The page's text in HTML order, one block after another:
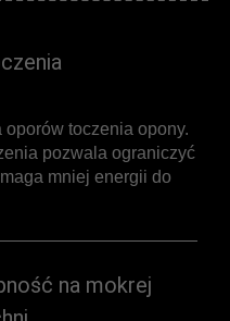
toczenia opony.
pozwala ograniczyć
mniej energii do
na mokrej